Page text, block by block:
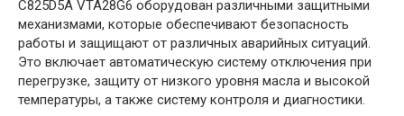
C825D5A VTA28G6 оборудован различными защитными
механизмами, которые обеспечивают безопасность
работы и защищают от различных аварийных ситуаций.
Это включает автоматическую систему отключения при
перегрузке, защиту от низкого уровня масла и высокой
температуры, а также систему контроля и диагностики.